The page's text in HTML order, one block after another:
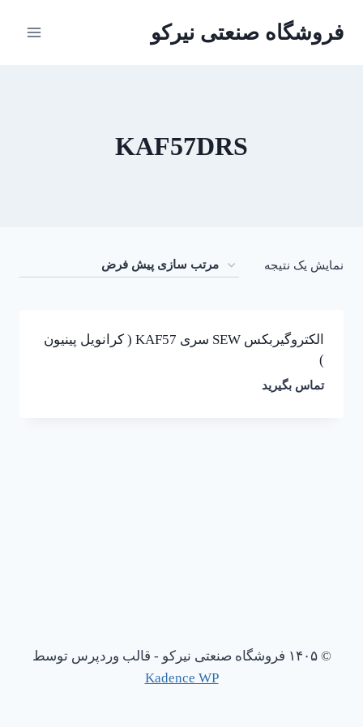
فروشگاه صنعتی نیرکو
KAF57DRS
نمایش یک نتیجه
الکتروگیربکس SEW سری KAF57 ( کرانویل پینیون
)
تماس بگیرید
© ۱۴۰۵ فروشگاه صنعتی نیرکو - قالب وردپرس توسط
Kadence WP